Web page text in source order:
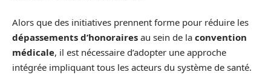
Alors que des initiatives prennent forme pour réduire les
dépassements d’honoraires au sein de la convention
médicale, il est nécessaire d’adopter une approche
intégrée impliquant tous les acteurs du système de santé.